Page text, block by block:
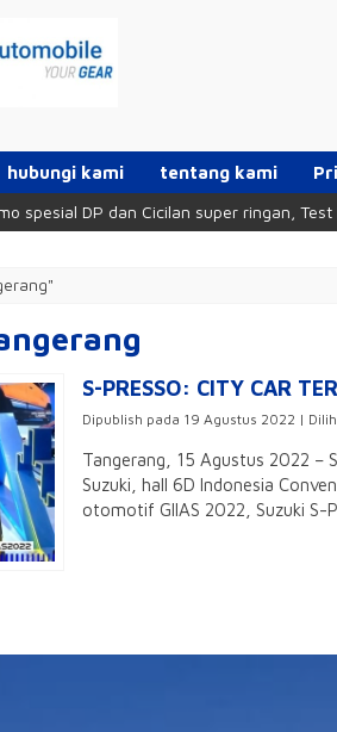
hubungi kami tentang kami
spesial DP dan Cicilan super ringan, Test
S-PRESSO: CITY CAR
Dipublish pada 19 Agustus 2022 |
Tangerang, 15 Agustus 2022 –
Suzuki, hall 6D Indonesia
otomotif GIIAS 2022, Suzuki S-